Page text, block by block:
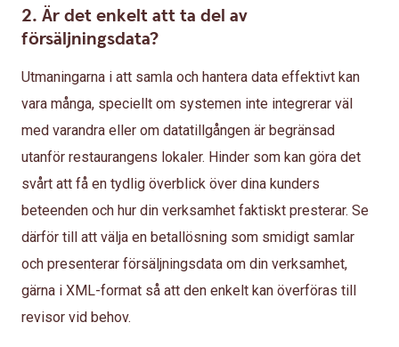
2. Är det enkelt att ta del av
försäljningsdata?
Utmaningarna i att samla och hantera data effektivt kan
vara många, speciellt om systemen inte integrerar väl
med varandra eller om datatillgången är begränsad
utanför restaurangens lokaler. Hinder som kan göra det
svårt att få en tydlig överblick över dina kunders
beteenden och hur din verksamhet faktiskt presterar. Se
därför till att välja en betallösning som smidigt samlar
och presenterar försäljningsdata om din verksamhet,
gärna i XML-format så att den enkelt kan överföras till
revisor vid behov.